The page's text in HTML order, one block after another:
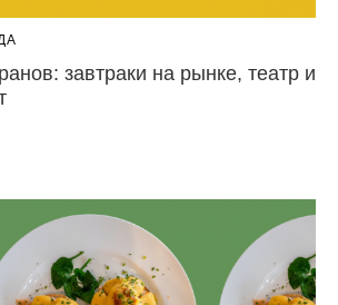
завтраки на рынке, театр и